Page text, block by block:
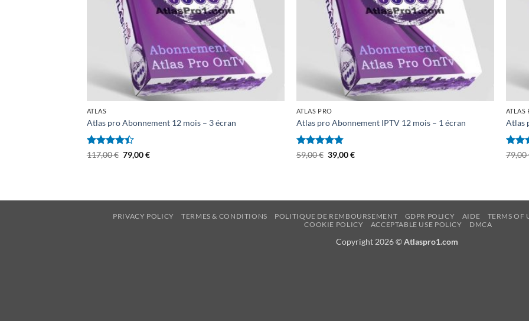
ATLAS
Atlas pro Abonnement 12 mois – 3 écran
Note4.42
117,00€ Le
prix
79,00€Le
ATLAS PRO
Atlas pro Abonnement IPTV 12 mois – 1 écran
Note4.81
59,00€ Le
prix
39,00€Le
ATLAS
Atlas
Note
79,00
PRIVACY POLICY TERMES & CONDITIONS POLITIQUE DE REMBOURSEMENT GDPR POLICY AIDE TERMS OF
COOKIE POLICY
ACCEPTABLE USE POLICY DMCA
Copyright 2026 ©Atlaspro1.com